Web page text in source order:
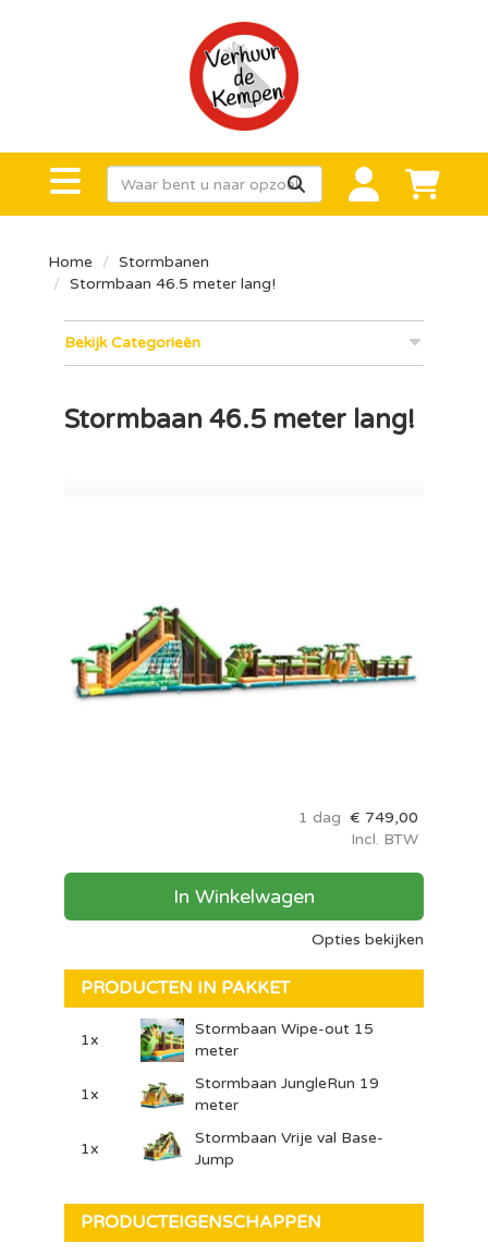
Home
Stormbanen
Stormbaan 46.5 meter lang!
Bekijk Categorieën
Stormbaan 46.5 meter lang!
1 dag € 749,00
Incl. BTW
In Winkelwagen
Opties bekijken
PRODUCTEN IN PAKKET
1x
Stormbaan Wipe-out 15
meter
1x
Stormbaan JungleRun 19
meter
1x
Stormbaan Vrije val Base-
Jump
PRODUCTEIGENSCHAPPEN